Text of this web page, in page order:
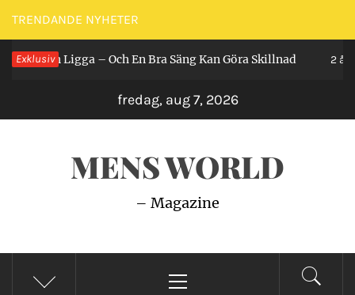
Hoppa
till
innehåll
TRENDANDE NYHETER
Exklusiv
Man Ligga – Och En Bra Säng Kan Göra Skillnad 2 år
fredag, aug 7, 2026
MENS WORLD
– Magazine
meny